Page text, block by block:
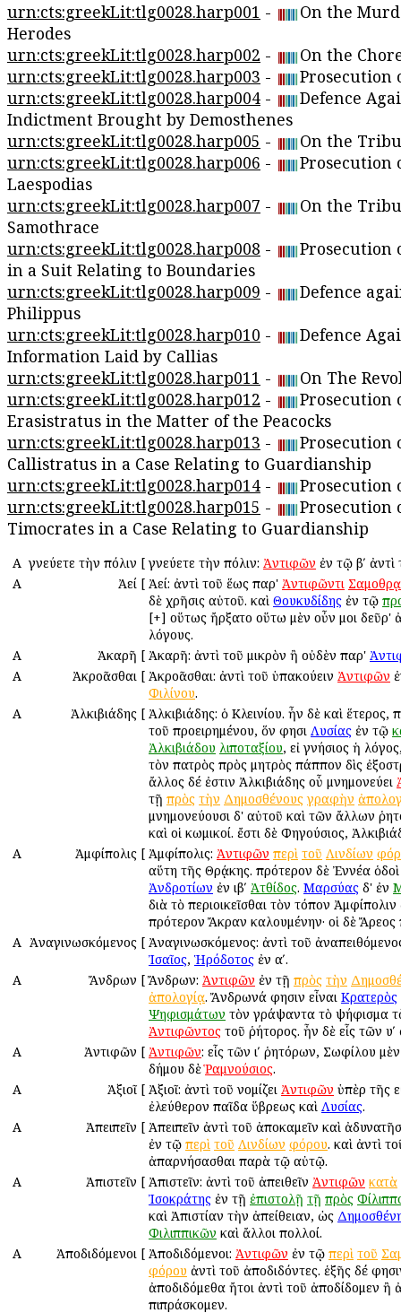
urn:cts:greekLit:tlg0028.harp001 -
On the
Herodes
urn:cts:greekLit:tlg0028.harp002 -
On the
urn:cts:greekLit:tlg0028.harp003 -
Prosecution
urn:cts:greekLit:tlg0028.harp004 -
Defence
Indictment Brought by Demosthenes
urn:cts:greekLit:tlg0028.harp005 -
On the
urn:cts:greekLit:tlg0028.harp006 -
Prosecution
Laespodias
urn:cts:greekLit:tlg0028.harp007 -
On the
Samothrace
urn:cts:greekLit:tlg0028.harp008 -
Prosecution
in a Suit Relating to Boundaries
urn:cts:greekLit:tlg0028.harp009 -
Defence
Philippus
urn:cts:greekLit:tlg0028.harp010 -
Defence
Information Laid by Callias
urn:cts:greekLit:tlg0028.harp011 -
On The
urn:cts:greekLit:tlg0028.harp012 -
Prosecution
Erasistratus in the Matter of the Peacocks
urn:cts:greekLit:tlg0028.harp013 -
Prosecution
Callistratus in a Case Relating to Guardianship
urn:cts:greekLit:tlg0028.harp014 -
Prosecution
urn:cts:greekLit:tlg0028.harp015 -
Prosecution
Timocrates in a Case Relating to Guardianship
Α Ἁγνεύετε τὴν πόλιν [ Ἁγνεύετε τὴν πόλιν: Ἀντιφῶν ἐν τῷ βʹ ἀντὶ
Α
Ἀεί [ Ἀεί: ἀντὶ τοῦ ἕως παρ' Ἀντιφῶντι
δὲ χρῆσις αὐτοῦ. καὶ Θουκυδίδης ἐν τῷ
[+] οὕτως ἤρξατο οὕτω μὲν οὖν μοι δεῦρ'
λόγους.
Α
Ἀκαρῆ [ Ἀκαρῆ: ἀντὶ τοῦ μικρὸν ἢ οὐδὲν παρ'
Α
Ἀκροᾶσθαι [ Ἀκροᾶσθαι: ἀντὶ τοῦ ὑπακούειν Ἀντιφῶν
Φιλίνου.
Α
Ἀλκιβιάδης [ Ἀλκιβιάδης: ὁ Κλεινίου. ἦν δὲ καὶ ἕτερος,
τοῦ προειρημένου, ὅν φησι Λυσίας ἐν τῷ
Ἀλκιβιάδου λιποταξίου, εἰ γνήσιος ἡ
τὸν πατρὸς πρὸς μητρὸς πάππον δὶς
ἄλλος δέ ἐστιν Ἀλκιβιάδης οὗ μνημονεύει
τῇ πρὸς τὴν Δημοσθένους γραφὴν
μνημονεύουσι δ' αὐτοῦ καὶ τῶν ἄλλων
καὶ οἱ κωμικοί. ἔστι δὲ Φηγούσιος,
Α
Ἀμφίπολις [ Ἀμφίπολις: Ἀντιφῶν περὶ τοῦ Λινδίων
αὕτη τῆς Θρᾴκης. πρότερον δὲ Ἐννέα
Ἀνδροτίων ἐν ιβʹ Ἀτθίδος. Μαρσύας δ' ἐν
διὰ τὸ περιοικεῖσθαι τὸν τόπον
πρότερον Ἄκραν καλουμένην· οἱ δὲ Ἄρεος
Α Ἀναγινωσκόμενος [ Ἀναγινωσκόμενος: ἀντὶ τοῦ
Ἰσαῖος, Ἡρόδοτος ἐν αʹ.
Α
Ἄνδρων [ Ἄνδρων: Ἀντιφῶν ἐν τῇ πρὸς τὴν
ἀπολογίᾳ. Ἄνδρωνά φησιν εἶναι Κρατερὸς
Ψηφισμάτων τὸν γράψαντα τὸ ψήφισμα
Ἀντιφῶντος τοῦ ῥήτορος. ἦν δὲ εἷς τῶν
Α
Ἀντιφῶν [ Ἀντιφῶν: εἷς τῶν ιʹ ῥητόρων, Σωφίλου
δήμου δὲῬαμνούσιος.
Α
Ἀξιοῖ [ Ἀξιοῖ: ἀντὶ τοῦ νομίζει Ἀντιφῶν ὑπὲρ τῆς
ἐλεύθερον παῖδα ὕβρεως καὶ Λυσίας.
Α
Ἀπειπεῖν [ Ἀπειπεῖν ἀντὶ τοῦ ἀποκαμεῖν καὶ
ἐν τῷ περὶ τοῦ Λινδίων φόρου. καὶ ἀντὶ
ἀπαρνήσασθαι παρὰ τῷ αὐτῷ.
Α
Ἀπιστεῖν [ Ἀπιστεῖν: ἀντὶ τοῦ ἀπειθεῖν Ἀντιφῶν κατὰ
Ἰσοκράτης ἐν τῇ ἐπιστολῇ τῇ πρὸς
καὶ Ἀπιστίαν τὴν ἀπείθειαν, ὡς
Φιλιππικῶν καὶ ἄλλοι πολλοί.
Α
Ἀποδιδόμενοι [ Ἀποδιδόμενοι: Ἀντιφῶν ἐν τῷ περὶ τοῦ
φόρου ἀντὶ τοῦ ἀποδιδόντες. ἑξῆς δέ
ἀποδιδόμεθα ἤτοι ἀντὶ τοῦ ἀποδίδομεν ἢ
πιπράσκομεν.